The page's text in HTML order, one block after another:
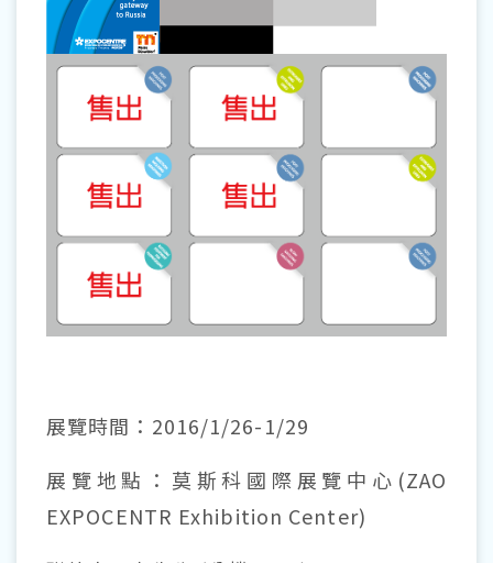
展覽時間：2016/1/26-1/29
展覽地點：莫斯科國際展覽中心(ZAO
EXPOCENTR Exhibition Center)